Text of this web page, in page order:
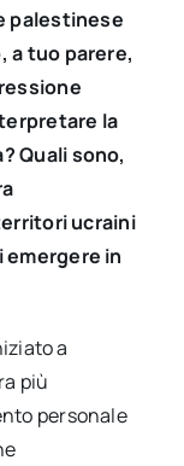
palestinese
a tuo parere,
la
Quali sono,
ucraini
in
a
più
personale